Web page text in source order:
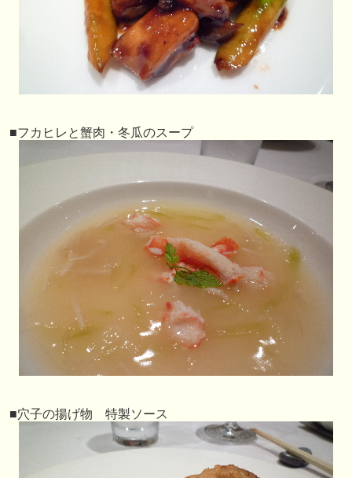
■フカヒレと蟹肉・冬瓜のスープ
■穴子の揚げ物 特製ソース